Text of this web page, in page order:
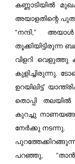
കണ്ണാടിയിൽ
അയാളതിന്റെ
“നന്ദി,”
തൂക്കിയിട്ടിരുന്ന
വിളറി വെളുത്തു
കുളിച്ചിരുന്നു.
ഉറയിലിട്ട്
തൊപ്പി തലയിൽ
കുറച്ചു
നേർക്കു നടന്നു.
പറഞ്ഞു,